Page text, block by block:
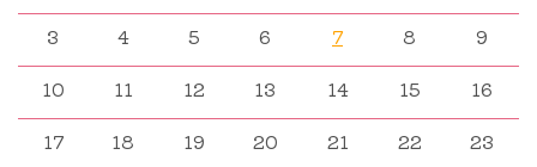
3
4 5 6 7 8
9
10
11 12 13 14 15
16
17
18 19 20 21 22
23